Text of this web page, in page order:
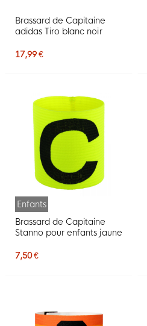
Brassard de Capitaine
adidas Tiro blanc noir
17,99 €
Enfants
Brassard de Capitaine
Stanno pour enfants jaune
7,50 €